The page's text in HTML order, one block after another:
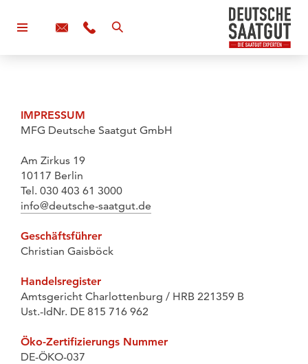
IMPRESSUM
MFG Deutsche Saatgut GmbH
Am Zirkus 19
10117 Berlin
Tel. 030 403 61 3000
info@deutsche-saatgut.de
Geschäftsführer
Christian Gaisböck
Handelsregister
Amtsgericht Charlottenburg / HRB 221359 B
Ust.-IdNr. DE 815 716 962
Öko-Zertifizierungs Nummer
DE-ÖKO-037